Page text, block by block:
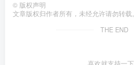
© 版权声明
文章版权归作者所有，未经允许请勿转载。
THE END